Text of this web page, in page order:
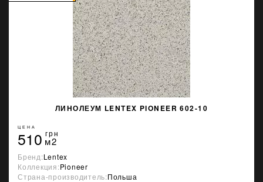
ЛИНОЛЕУМ LENTEX PIONEER 602-10
ЦЕНА
510 грн
м2
Бренд:Lentex
Коллекция:Pioneer
Страна-производитель:Польша